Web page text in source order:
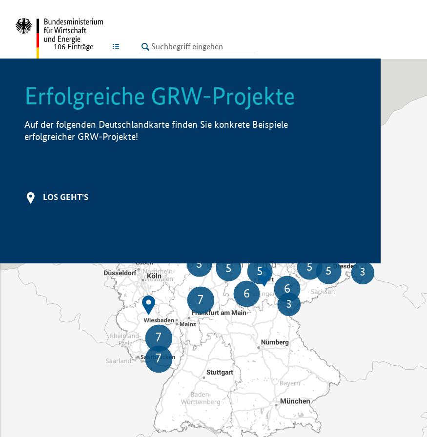
LISTE
106 Einträge
Erfolgreiche GRW-Projekte
Auf der folgenden Deutschlandkarte finden Sie konkrete Beispiele
erfolgreicher GRW-Projekte!
LOS GEHT'S